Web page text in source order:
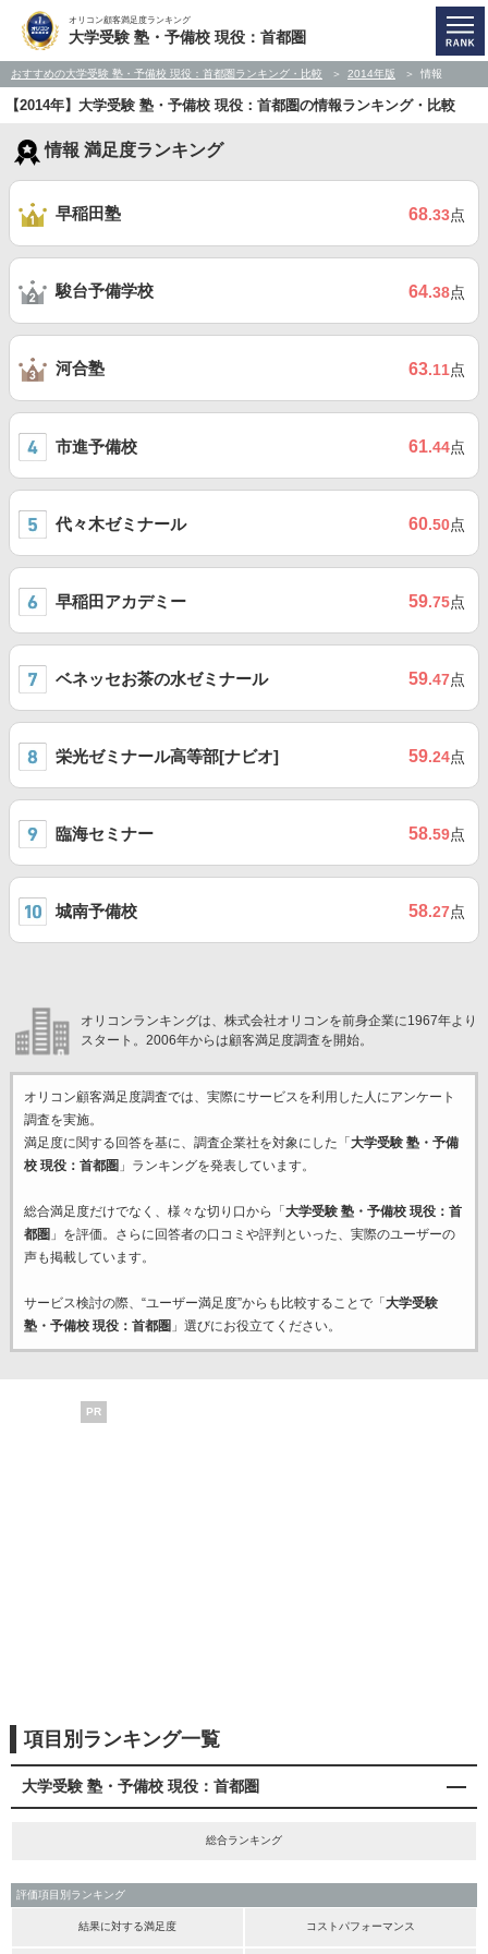
オリコン顧客満足度ランキング
大学受験 塾・予備校 現役：首都圏
おすすめの大学受験 塾・予備校 現役：首都圏ランキング・比較 2014年版 情報
【2014年】大学受験 塾・予備校 現役：首都圏の情報ランキング・比較
情報 満足度ランキング
早稲田塾 68.33点
駿台予備学校 64.38点
河合塾 63.11点
市進予備校 61.44点
代々木ゼミナール 60.50点
早稲田アカデミー 59.75点
ベネッセお茶の水ゼミナール 59.47点
栄光ゼミナール高等部[ナビオ] 59.24点
臨海セミナー 58.59点
城南予備校 58.27点
オリコンランキングは、株式会社オリコンを前身企業に1967年より
スタート。2006年からは顧客満足度調査を開始。
オリコン顧客満足度調査では、実際にサービスを利用した 人にアンケート
調査を実施。
満足度に関する回答を基に、調査企業社を対象にした「 大学受験 塾・予備
校 現役：首都圏 」ランキングを発表しています。
総合満足度だけでなく、様々な切り口から「 大学受験 塾・予備校 現役：首
都圏 」を評価。さらに回答者の口コミや評判といった、実際のユーザーの
声も掲載しています。
サービス検討の際、“ユーザー満足度”からも比較することで「 大学受験
塾・予備校 現役：首都圏 」選びにお役立てください。
PR
項目別ランキング一覧
大学受験 塾・予備校 現役：首都圏
総合ランキング
評価項目別ランキング
結果に対する満足度 コストパフォーマンス